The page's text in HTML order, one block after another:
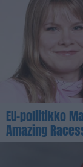
EU-poliitikko
Amazing